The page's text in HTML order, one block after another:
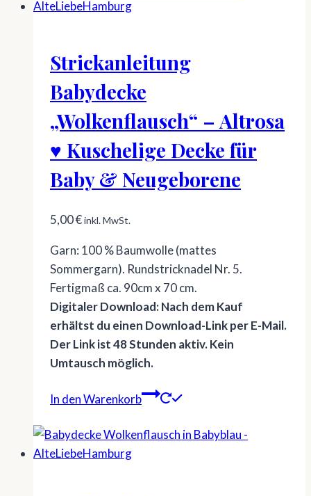
Strickanleitung
Babydecke
„Wolkenflausch“ – Altrosa
♥ Kuschelige Decke für
Baby & Neugeborene
5,00€inkl. MwSt.
Garn: 100 % Baumwolle (mattes
Sommergarn). Rundstricknadel Nr. 5.
Fertigmaß ca. 90cm x 70 cm.
Digitaler Download: Nach dem Kauf
erhältst du einen Download-Link per E-Mail.
Der Link ist 48 Stunden aktiv. Kein
Umtausch möglich.
In den Warenkorb